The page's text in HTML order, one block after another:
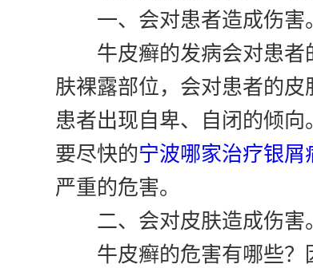
一、会对患者造成伤害。
牛皮癣的发病会对患
肤裸露部位，会对患者的
患者出现自卑、自闭的倾
要尽快的宁波哪家治疗银屑
严重的危害。
二、会对皮肤造成伤害。
牛皮癣的危害有哪些